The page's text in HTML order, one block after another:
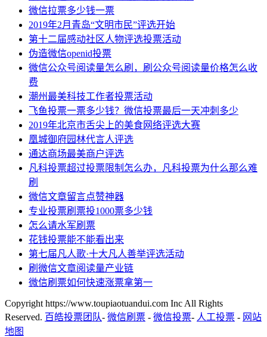
微信拉票多少钱一票
2019年2月青岛“文明市民”评选开始
第十二届感动社区人物评选投票活动
伪造微信openid投票
微信公众号阅读量怎么刷，刷公众号阅读量价格怎么收
费
潮州最美科技工作者投票活动
飞鱼投票一票多少钱？微信投票最后一天冲刺多少
2019年北京市舌尖上的美食网络评选大赛
凰城御府园林代言人评选
通达商场最美商户评选
凡科投票超过投票限制怎么办，凡科投票为什么那么难
刷
微信文章留言点赞神器
专业投票刷票投1000票多少钱
怎么请水军刷票
花钱投票能不能看出来
第七届凡人歌·十大凡人善举评选活动
刷微信文章阅读量产业链
微信刷票如何快速涨票拿第一
Copyright https://www.toupiaotuandui.com Inc All Rights
Reserved. 百皓投票团队- 微信刷票 - 微信投票- 人工投票 - 网站
地图